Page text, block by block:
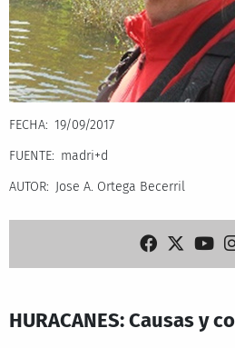
FECHA
19/09/2017
FUENTE
madri+d
AUTOR
Jose A. Ortega Becerril
HURACANES: Causas y